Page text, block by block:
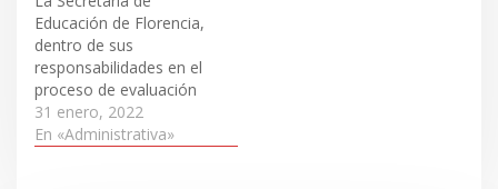
Educación de Florencia,
dentro de sus
responsabilidades en el
proceso de evaluación
de desempeño de los
Docentes y Directivos
31 enero, 2022
En «Administrativa»